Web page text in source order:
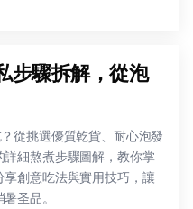
步驟拆解，從泡
從挑選優質乾貨、耐心泡發
細熬煮步驟圖解，教你掌
創意吃法與實用技巧，讓
圣品。